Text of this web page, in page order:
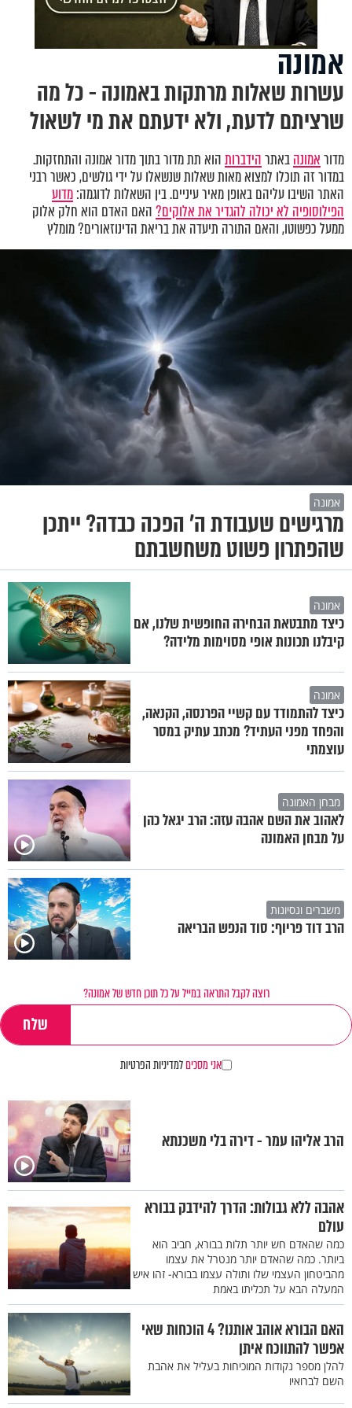
אמונה
עשרות שאלות מרתקות באמונה - כל מה
שרציתם לדעת, ולא ידעתם את מי לשאול
מדוראמונהבאתרהידברותהוא תת מדור בתוך מדור אמונה והתחזקות.
במדור זה תוכלו למצוא מאות שאלות שנשאלו על ידי גולשים, כאשר רבני
האתר השיבו עליהם באופן מאיר עיניים. בין השאלות לדוגמה:מדוע
הפילוסופיה לא יכולה להגדיר את אלוקים?האם האדם הוא חלק אלוק
ממעל כפשוטו, והאם התורה תיעדה את בריאת הדינוזאורים? מומלץ
אמונה
מרגישים שעבודת ה' הפכה כבדה? ייתכן
שהפתרון פשוט משחשבתם
אמונה
כיצד מתבטאת הבחירה החופשית שלנו, אם
קיבלנו תכונות אופי מסוימות מלידה?
אמונה
כיצד להתמודד עם קשיי הפרנסה, הקנאה,
והפחד מפני העתיד? מכתב עתיק במסר
עוצמתי
מבחן האמונה
לאהוב את השם אהבה עזה: הרב יגאל כהן
על מבחן האמונה
משברים ונסיונות
הרב דוד פריוף: סוד הנפש הבריאה
רוצה לקבל התראה במייל על כל תוכן חדש של אמונה?
אני מסכיםלמדיניות הפרטיות
הרב אליהו עמר - דירה בלי משכנתא
אהבה ללא גבולות: הדרך להידבק בבורא
עולם
כמה שהאדם חש יותר תלות בבורא, חביב הוא
ביותר. כמה שהאדם יותר מנטרל את עצמו
מהביטחון העצמי שלו ותולה עצמו בבורא- זהו איש
המעלה הבא על תכליתו באמת
האם הבורא אוהב אותנו? 4 הוכחות שאי
אפשר להתווכח איתן
להלן מספר נקודות המוכיחות בעליל את אהבת
השם לברואיו